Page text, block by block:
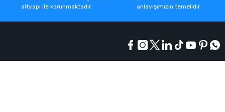
altyapı ile korunmaktadır.
anlayışımızın temelidir.